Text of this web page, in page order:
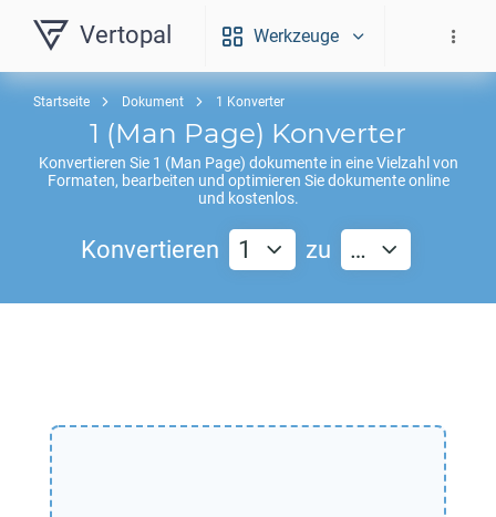
Vertopal Werkzeuge
Startseite Dokument 1 Konverter
1 (Man Page) Konverter
Konvertieren Sie 1 (Man Page) dokumente in eine Vielzahl von
Formaten, bearbeiten und optimieren Sie dokumente online
und kostenlos.
Konvertieren 1 zu …